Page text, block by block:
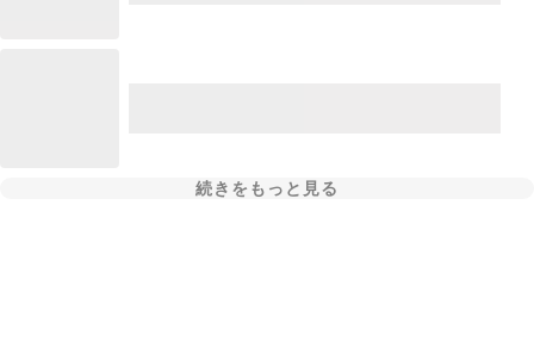
続きをもっと見る